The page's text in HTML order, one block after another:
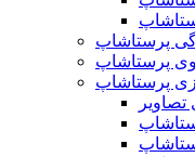
پرستاشاپ
پرستاشاپ
پرستاشاپ